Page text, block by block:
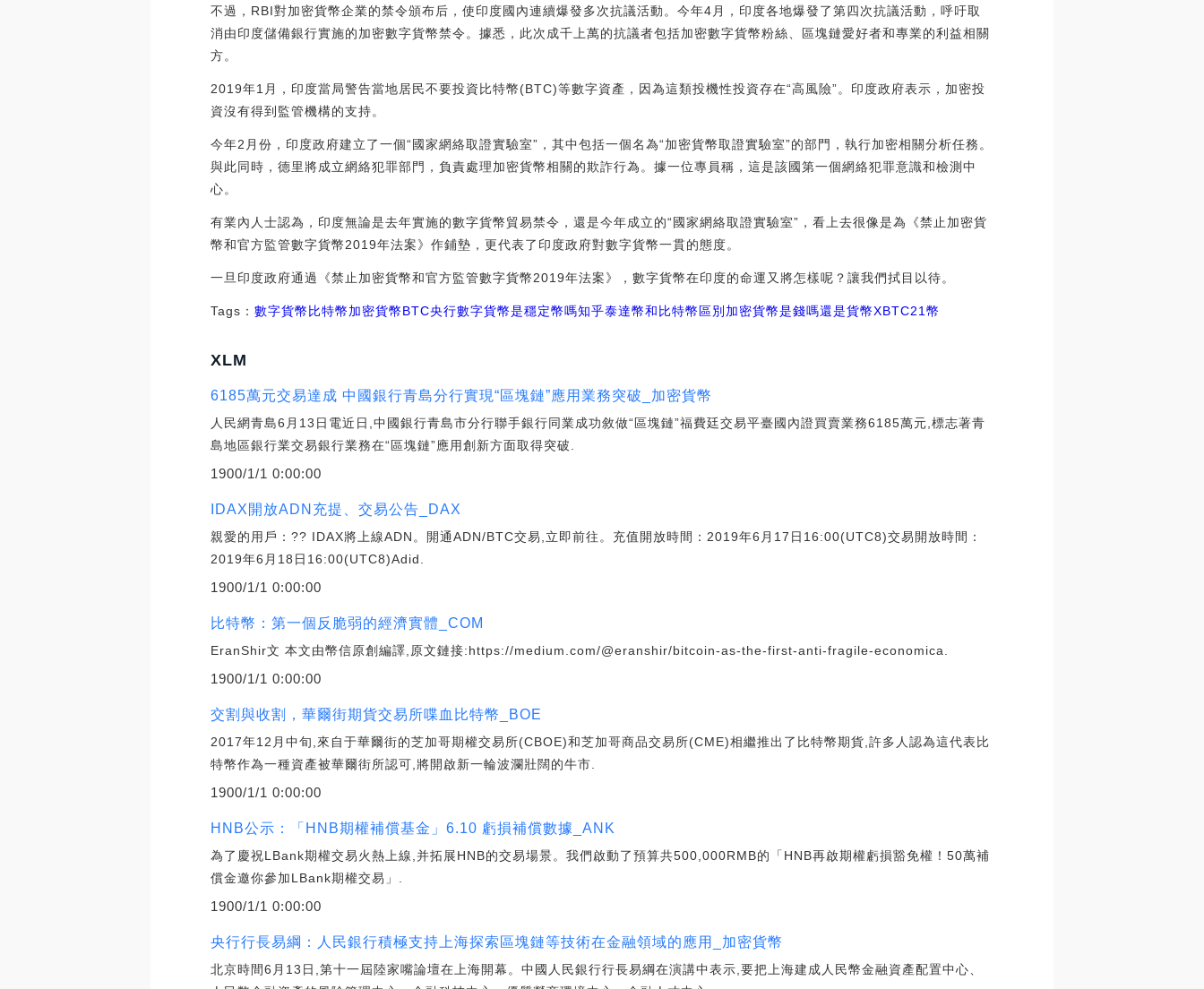
不過，RBI對加密貨幣企業的禁令頒布后，使印度國內連續爆發多次抗議活動。今年4月，印度各地爆發了第四次抗議活動，呼吁取
消由印度儲備銀行實施的加密數字貨幣禁令。據悉，此次成千上萬的抗議者包括加密數字貨幣粉絲、區塊鏈愛好者和專業的利益相關
方。
2019年1月，印度當局警告當地居民不要投資比特幣(BTC)等數字資產，因為這類投機性投資存在“高風險”。印度政府表示，加密投
資沒有得到監管機構的支持。
今年2月份，印度政府建立了一個“國家網絡取證實驗室”，其中包括一個名為“加密貨幣取證實驗室”的部門，執行加密相關分析任務。
與此同時，德里將成立網絡犯罪部門，負責處理加密貨幣相關的欺詐行為。據一位專員稱，這是該國第一個網絡犯罪意識和檢測中
心。
有業內人士認為，印度無論是去年實施的數字貨幣貿易禁令，還是今年成立的“國家網絡取證實驗室”，看上去很像是為《禁止加密貨
幣和官方監管數字貨幣2019年法案》作鋪墊，更代表了印度政府對數字貨幣一貫的態度。
一旦印度政府通過《禁止加密貨幣和官方監管數字貨幣2019年法案》，數字貨幣在印度的命運又將怎樣呢？讓我們拭目以待。
Tags：數字貨幣 比特幣加密貨幣BTC央行數字貨幣是穩定幣嗎知乎泰達幣和比特幣區別 加密貨幣是錢嗎還是貨幣XBTC21幣
XLM
6185萬元交易達成 中國銀行青島分行實現“區塊鏈”應用業務突破_加密貨幣
人民網青島6月13日電近日,中國銀行青島市分行聯手銀行同業成功敘做“區塊鏈”福費廷交易平臺國內證買賣業務6185萬元,標志著青
島地區銀行業交易銀行業務在“區塊鏈”應用創新方面取得突破.
1900/1/1 0:00:00
IDAX開放ADN充提、交易公告_DAX
親愛的用戶：?? IDAX將上線ADN。開通ADN/BTC交易,立即前往。充值開放時間：2019年6月17日16:00(UTC8)交易開放時間：
2019年6月18日16:00(UTC8)Adid.
1900/1/1 0:00:00
比特幣：第一個反脆弱的經濟實體_COM
EranShir文 本文由幣信原創編譯,原文鏈接:https://medium.com/@eranshir/bitcoin-as-the-first-anti-fragile-economica.
1900/1/1 0:00:00
交割與收割，華爾街期貨交易所喋血比特幣_BOE
2017年12月中旬,來自于華爾街的芝加哥期權交易所(CBOE)和芝加哥商品交易所(CME)相繼推出了比特幣期貨,許多人認為這代表比
特幣作為一種資產被華爾街所認可,將開啟新一輪波瀾壯闊的牛市.
1900/1/1 0:00:00
HNB公示：「HNB期權補償基金」6.10 虧損補償數據_ANK
為了慶祝LBank期權交易火熱上線,并拓展HNB的交易場景。我們啟動了預算共500,000RMB的「HNB再啟期權虧損豁免權！50萬補
償金邀你參加LBank期權交易」.
1900/1/1 0:00:00
央行行長易綱：人民銀行積極支持上海探索區塊鏈等技術在金融領域的應用_加密貨幣
北京時間6月13日,第十一屆陸家嘴論壇在上海開幕。中國人民銀行行長易綱在演講中表示,要把上海建成人民幣金融資產配置中心、